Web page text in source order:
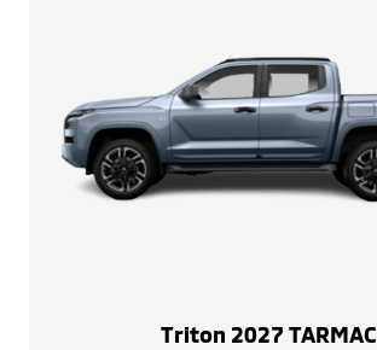
Triton 2027 TARMAC